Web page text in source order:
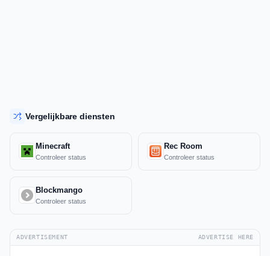
Vergelijkbare diensten
Minecraft
Controleer status
Rec Room
Controleer status
Blockmango
Controleer status
ADVERTISEMENT ADVERTISE HERE